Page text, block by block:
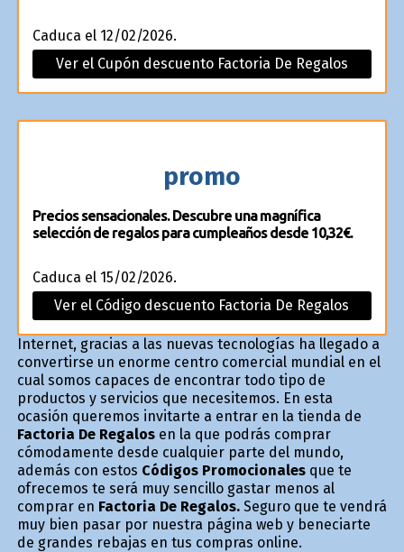
Caduca el 12/02/2026.
Ver el Cupón descuento Factoria De Regalos
promo
Precios sensacionales. Descubre una magnífica
selección de regalos para cumpleaños desde 10,32€.
Caduca el 15/02/2026.
Ver el Código descuento Factoria De Regalos
Internet, gracias a las nuevas tecnologías ha llegado a
convertirse un enorme centro comercial mundial en el
cual somos capaces de encontrar todo tipo de
productos y servicios que necesitemos. En esta
ocasión queremos invitarte a entrar en la tienda de
Factoria De Regalosen la que podrás comprar
cómodamente desde cualquier parte del mundo,
además con estos Códigos Promocionalesque te
ofrecemos te será muy sencillo gastar menos al
comprar en Factoria De Regalos.Seguro que te vendrá
muy bien pasar por nuestra página web y beneficiarte
de grandes rebajas en tus compras online.